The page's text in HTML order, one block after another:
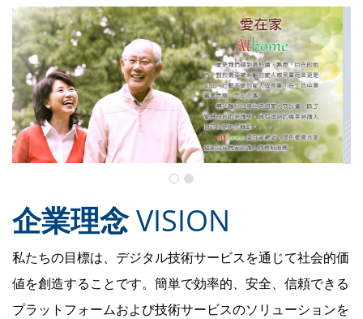
企業理念VISION
私たちの目標は、デジタル技術サービスを通じて社会的価
値を創造することです。簡単で効率的、安全、信頼できる
プラットフォームおよび技術サービスのソリューションを